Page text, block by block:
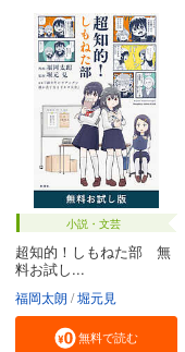
小説・文芸
超知的！しもねた部 無
料お試し...
福岡太朗 堀元見
無料で読む